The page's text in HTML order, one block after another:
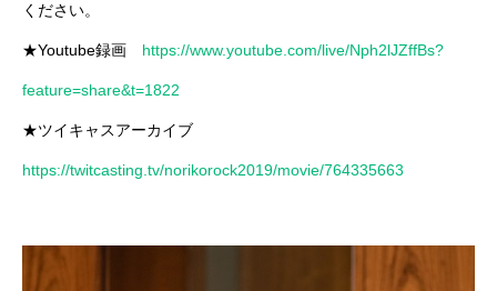
ください。
★Youtube録画 https://www.youtube.com/live/Nph2lJZffBs?
feature=share&t=1822
★ツイキャスアーカイブ
https://twitcasting.tv/norikorock2019/movie/764335663